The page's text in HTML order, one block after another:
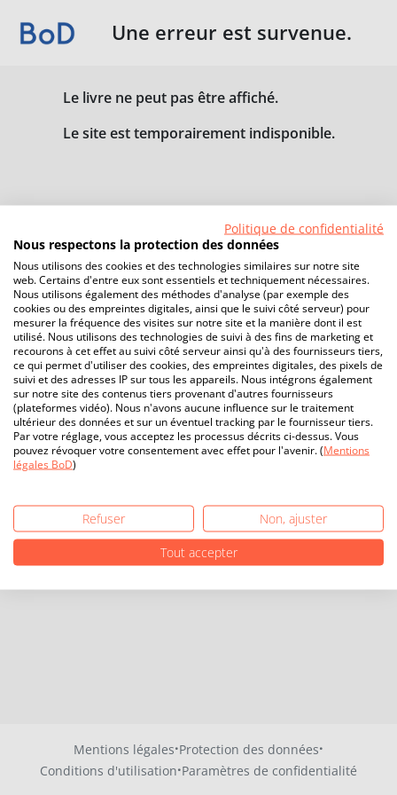
Une erreur est survenue.
Le livre ne peut pas être affiché.
Le site est temporairement indisponible.
Mentions légales·Protection des données·
Conditions d'utilisation·Paramètres de confidentialité
Politique de confidentialité
Nous respectons la protection des données
Nous utilisons des cookies et des technologies similaires sur notre site
web. Certains d'entre eux sont essentiels et techniquement nécessaires.
Nous utilisons également des méthodes d'analyse (par exemple des
cookies ou des empreintes digitales, ainsi que le suivi côté serveur) pour
mesurer la fréquence des visites sur notre site et la manière dont il est
utilisé. Nous utilisons des technologies de suivi à des fins de marketing et
recourons à cet effet au suivi côté serveur ainsi qu'à des fournisseurs tiers,
ce qui permet d'utiliser des cookies, des empreintes digitales, des pixels de
suivi et des adresses IP sur tous les appareils. Nous intégrons également
sur notre site des contenus tiers provenant d'autres fournisseurs
(plateformes vidéo). Nous n'avons aucune influence sur le traitement
ultérieur des données et sur un éventuel tracking par le fournisseur tiers.
Par votre réglage, vous acceptez les processus décrits ci-dessus. Vous
pouvez révoquer votre consentement avec effet pour l'avenir. (Mentions
légales BoD)
Refuser
Non, ajuster
Tout accepter